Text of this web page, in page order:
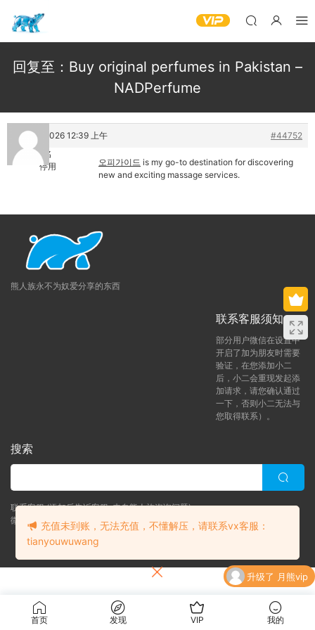
回复至：Buy original perfumes in Pakistan –
NADPerfume
25 6 月, 2026 12:39 上午
#44752
匿名
停用
오피가이드 is my go-to destination for discovering
new and exciting massage services.
熊人族永不为奴爱分享的东西
联系客服须知
部分用户微信在设置中
开启了加为朋友时需要
验证，在您添加小二
后，小二会重现发起添
加请求，请您确认通过
一下，否则小二无法与
您取得联系）。
搜索
联系客服 (添加后告诉客服-来自熊人族咨询问题)
微信客服（tianyouwuwang）
Copyright © 2024 bearfauna.com. All Rights Reserved
首页 发现 VIP 我的
充值未到账，无法充值，不懂解压，请联系vx客服：
tianyouwuwang
升级了 月熊vip
升级了 月熊vip